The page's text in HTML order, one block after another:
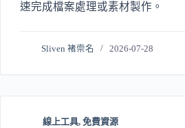
速完成檔案處理或素材製作。
Sliven 褚崇名 2026-07-28
線上工具, 免費資源